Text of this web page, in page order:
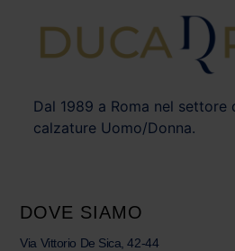
Dal 1989 a Roma nel settore
calzature Uomo/Donna.
DOVE SIAMO
Via Vittorio De Sica, 42-44